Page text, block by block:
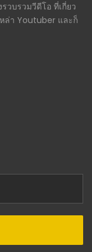
วบรวมวีดีโอ ที่เกี่ยว
หล่า Youtuber และก็